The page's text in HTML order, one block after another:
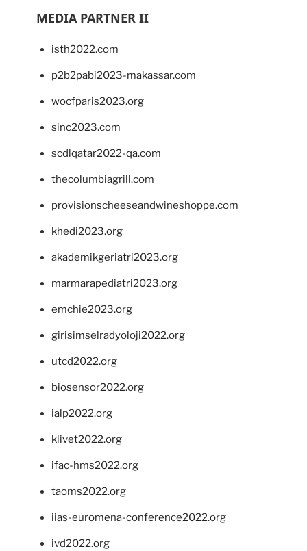
MEDIA PARTNER II
isth2022.com
p2b2pabi2023-makassar.com
wocfparis2023.org
sinc2023.com
scdlqatar2022-qa.com
thecolumbiagrill.com
provisionscheeseandwineshoppe.com
khedi2023.org
akademikgeriatri2023.org
marmarapediatri2023.org
emchie2023.org
girisimselradyoloji2022.org
utcd2022.org
biosensor2022.org
ialp2022.org
klivet2022.org
ifac-hms2022.org
taoms2022.org
iias-euromena-conference2022.org
ivd2022.org